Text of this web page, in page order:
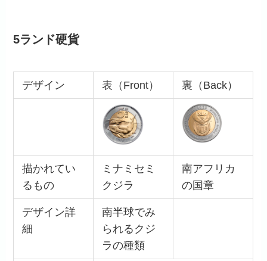
5ランド硬貨
デザイン 表（Front） 裏（Back）
描かれてい
るもの
ミナミセミ
クジラ
南アフリカ
の国章
デザイン詳
細
南半球でみ
られるクジ
ラの種類